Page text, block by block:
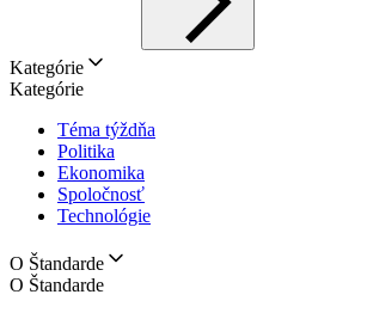
Kategórie
Kategórie
Téma týždňa
Politika
Ekonomika
Spoločnosť
Technológie
O Štandarde
O Štandarde